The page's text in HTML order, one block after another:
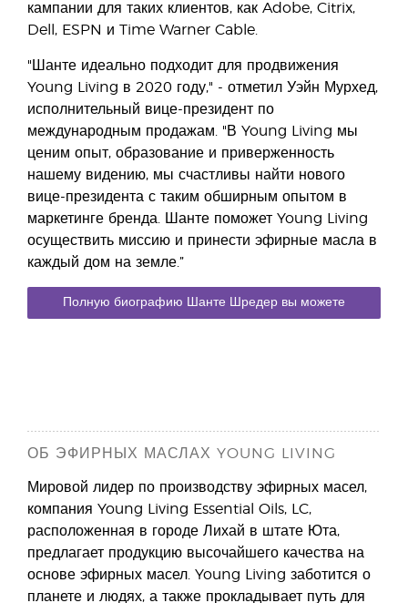
кампании для таких клиентов, как Adobe, Citrix,
Dell, ESPN и Time Warner Cable.
"Шанте идеально подходит для продвижения
Young Living в 2020 году," - отметил Уэйн Мурхед,
исполнительный вице-президент по
международным продажам. "В Young Living мы
ценим опыт, образование и приверженность
нашему видению, мы счастливы найти нового
вице-президента с таким обширным опытом в
маркетинге бренда. Шанте поможет Young Living
осуществить миссию и принести эфирные масла в
каждый дом на земле.”
Полную биографию Шанте Шредер вы можете
ОБ ЭФИРНЫХ МАСЛАХ YOUNG LIVING
Мировой лидер по производству эфирных масел,
компания Young Living Essential Oils, LC,
расположенная в городе Лихай в штате Юта,
предлагает продукцию высочайшего качества на
основе эфирных масел. Young Living заботится о
планете и людях, а также прокладывает путь для